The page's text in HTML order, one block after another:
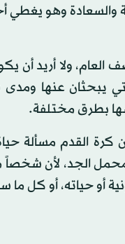
والسعادة وهو يغطي
ولا أريد أن
يبحثان عنها
بطرق مختلفة.
القدم مسألة
الجد، لأن شخصاً
أو حياته، أو كل ما